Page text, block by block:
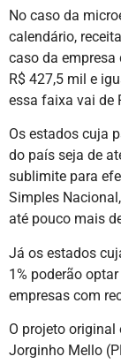
No caso da
calendário,
caso da empresa
R$ 427,5 mil e
essa faixa vai de
Os estados cuja
do país seja de
sublimite para
Simples
até pouco mais
Já os estados
1% poderão
empresas com
O projeto
Jorginho Mello